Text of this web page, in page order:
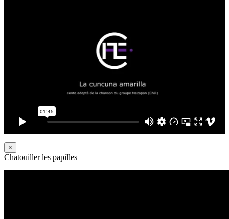
×
Chatouiller les papilles